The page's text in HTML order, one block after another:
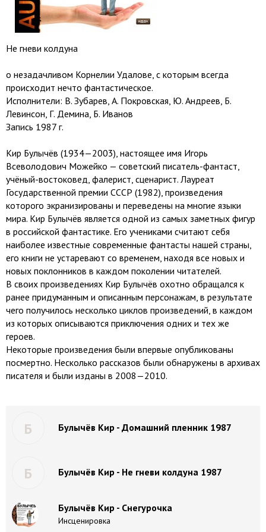
Не гневи колдуна
о незадачливом Корнелии Удалове, с которым всегда
происходит нечто фантастическое.
Исполнители: В. Зубарев, А. Покровская, Ю. Андреев, Б.
Левинсон, Г. Демина, Б. Иванов
Запись 1987 г.
Кир Булычёв (1934—2003), настоящее имя Игорь
Всеволодович Можейко — советский писатель-фантаст,
учёный-востоковед, фалерист, сценарист. Лауреат
Государственной премии СССР (1982), произведения
которого экранизированы и переведены на многие языки
мира. Кир Булычёв является одной из самых заметных фигур
в российской фантастике. Его учениками считают себя
наиболее известные современные фантасты нашей страны,
его книги не устаревают со временем, находя все новых и
новых поклонников в каждом поколении читателей.
В своих произведениях Кир Булычёв охотно обращался к
ранее придуманным и описанным персонажам, в результате
чего получилось несколько циклов произведений, в каждом
из которых описываются приключения одних и тех же
героев.
Некоторые произведения были впервые опубликованы
посмертно. Несколько рассказов были обнаружены в архивах
писателя и были изданы в 2008—2010.
Б Булычёв Кир - Домашний пленник 1987
Б Булычёв Кир - Не гневи колдуна 1987
Булычёв Кир - Снегурочка
Инсценировка